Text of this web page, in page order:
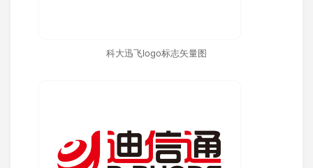
科大迅飞logo标志矢量图